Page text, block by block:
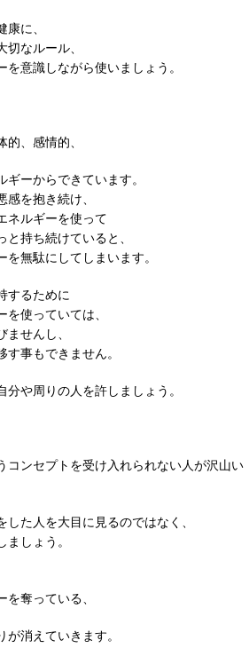
に、
切なルール、
を意識しながら使いましょう。
、感情的、
ギーからできています。
を抱き続け、
ネルギーを使って
持ち続けていると、
を無駄にしてしまいます。
するために
を使っていては、
せんし、
事もできません。
分や周りの人を許しましょう。
コンセプトを受け入れられない人が沢山い
した人を大目に見るのではなく、
ましょう。
を奪っている、
消えていきます。